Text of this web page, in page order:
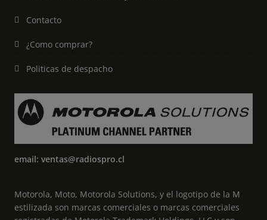
Contacto
¿Como comprar?
Politicas de despacho
email: ventas@radiospro.cl
Motorola, Moto, Motorola Solutions, y el logotipo de la M
estilizada son marcas comerciales o marcas comerciales